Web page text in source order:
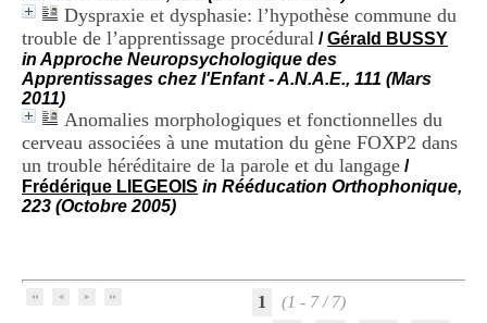
Dyspraxie et dysphasie: l’hypothèse commune du
trouble de l’apprentissage procédural /Gérald BUSSY
in Approche Neuropsychologique des
Apprentissages chez l'Enfant - A.N.A.E., 111 (Mars
2011)
Anomalies morphologiques et fonctionnelles du
cerveau associées à une mutation du gène FOXP2 dans
un trouble héréditaire de la parole et du langage /
Frédérique LIEGEOIS in Rééducation Orthophonique,
223 (Octobre 2005)
1 (1 - 7 / 7)
h
ô
n
e
A
l
p
e
s
C
t